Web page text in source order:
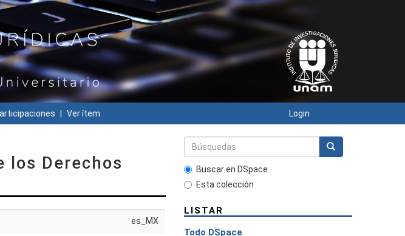
Ver ítem Login
los Derechos
es_MX
Buscar en DSpace
Esta colección
LISTAR
Todo DSpace